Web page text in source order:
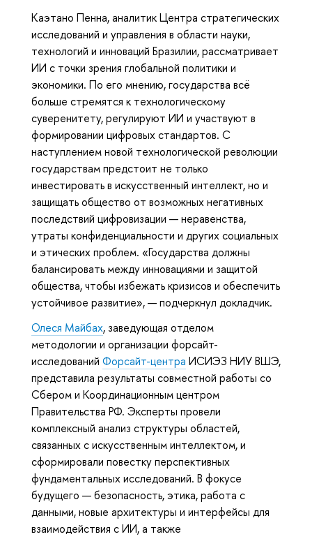
Каэтано Пенна, аналитик Центра стратегических
исследований и управления в области науки,
технологий и инноваций Бразилии, рассматривает
ИИ с точки зрения глобальной политики и
экономики. По его мнению, государства всё
больше стремятся к технологическому
суверенитету, регулируют ИИ и участвуют в
формировании цифровых стандартов. С
наступлением новой технологической революции
государствам предстоит не только
инвестировать в искусственный интеллект, но и
защищать общество от возможных негативных
последствий цифровизации — неравенства,
утраты конфиденциальности и других социальных
и этических проблем. «Государства должны
балансировать между инновациями и защитой
общества, чтобы избежать кризисов и обеспечить
устойчивое развитие», — подчеркнул докладчик.
Олеся Майбах, заведующая отделом
методологии и организации форсайт-
исследований Форсайт-центра ИСИЭЗ НИУ ВШЭ,
представила результаты совместной работы со
Сбером и Координационным центром
Правительства РФ. Эксперты провели
комплексный анализ структуры областей,
связанных с искусственным интеллектом, и
сформировали повестку перспективных
фундаментальных исследований. В фокусе
будущего — безопасность, этика, работа с
данными, новые архитектуры и интерфейсы для
взаимодействия с ИИ, а также